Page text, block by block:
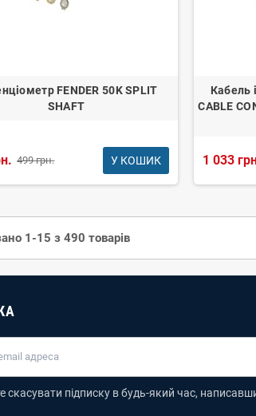
FENDER 50K SPLIT
SHAFT
499 грн. У КОШИК
Кабель
CABLE
1 033
1-15 з 490 товарів
скасувати підписку в будь-який час,